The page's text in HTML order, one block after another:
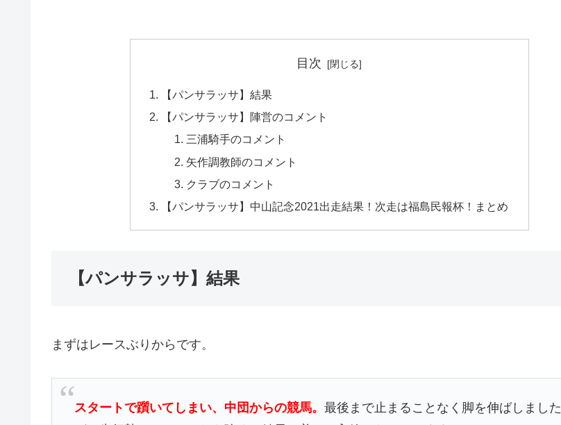
目次
【パンサラッサ】結果
【パンサラッサ】陣営のコメント
三浦騎手のコメント
矢作調教師のコメント
クラブのコメント
【パンサラッサ】中山記念2021出走結果！次走は福島民報杯！まとめ
【パンサラッサ】結果
まずはレースぶりからです。
スタートで躓いてしまい、中団からの競馬。最後まで止まることなく脚を伸ばしました